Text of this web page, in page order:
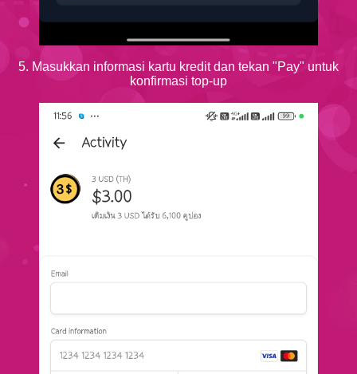
5. Masukkan informasi kartu kredit dan tekan "Pay" untuk
konfirmasi top-up